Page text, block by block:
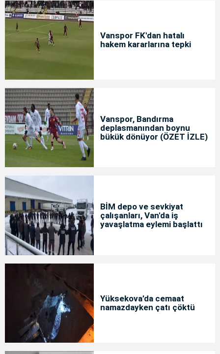
Vanspor FK'dan hatalı
hakem kararlarına tepki
Vanspor, Bandırma
deplasmanından boynu
bükük dönüyor (ÖZET İZLE)
BİM depo ve sevkiyat
çalışanları, Van'da iş
yavaşlatma eylemi başlattı
Yüksekova’da cemaat
namazdayken çatı çöktü